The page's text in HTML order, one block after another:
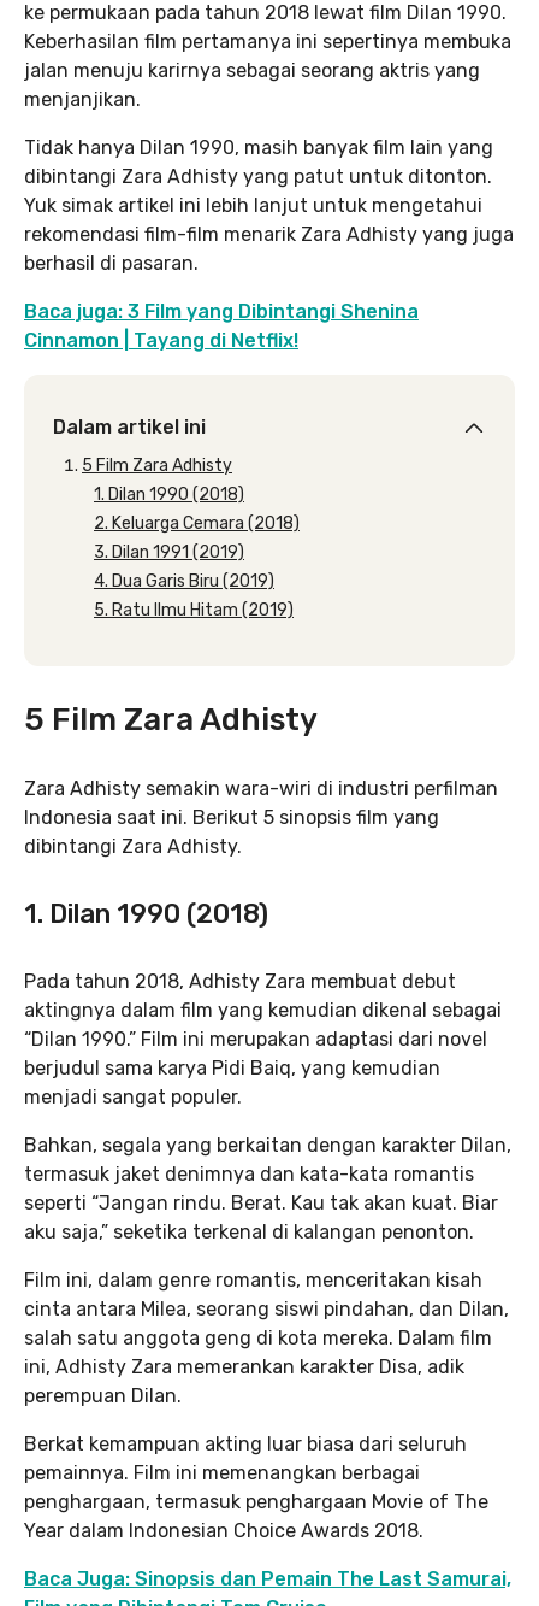
ke permukaan pada tahun 2018 lewat film Dilan 1990.
Keberhasilan film pertamanya ini sepertinya membuka
jalan menuju karirnya sebagai seorang aktris yang
menjanjikan.
Tidak hanya Dilan 1990, masih banyak film lain yang
dibintangi Zara Adhisty yang patut untuk ditonton.
Yuk simak artikel ini lebih lanjut untuk mengetahui
rekomendasi film-film menarik Zara Adhisty yang juga
berhasil di pasaran.
Baca juga: 3 Film yang Dibintangi Shenina
Cinnamon | Tayang di Netflix!
Dalam artikel ini
5 Film Zara Adhisty
1. Dilan 1990 (2018)
2. Keluarga Cemara (2018)
3. Dilan 1991 (2019)
4. Dua Garis Biru (2019)
5. Ratu Ilmu Hitam (2019)
5 Film Zara Adhisty
Zara Adhisty semakin wara-wiri di industri perfilman
Indonesia saat ini. Berikut 5 sinopsis film yang
dibintangi Zara Adhisty.
1. Dilan 1990 (2018)
Pada tahun 2018, Adhisty Zara membuat debut
aktingnya dalam film yang kemudian dikenal sebagai
“Dilan 1990.” Film ini merupakan adaptasi dari novel
berjudul sama karya Pidi Baiq, yang kemudian
menjadi sangat populer.
Bahkan, segala yang berkaitan dengan karakter Dilan,
termasuk jaket denimnya dan kata-kata romantis
seperti “Jangan rindu. Berat. Kau tak akan kuat. Biar
aku saja,” seketika terkenal di kalangan penonton.
Film ini, dalam genre romantis, menceritakan kisah
cinta antara Milea, seorang siswi pindahan, dan Dilan,
salah satu anggota geng di kota mereka. Dalam film
ini, Adhisty Zara memerankan karakter Disa, adik
perempuan Dilan.
Berkat kemampuan akting luar biasa dari seluruh
pemainnya. Film ini memenangkan berbagai
penghargaan, termasuk penghargaan Movie of The
Year dalam Indonesian Choice Awards 2018.
Baca Juga: Sinopsis dan Pemain The Last Samurai,